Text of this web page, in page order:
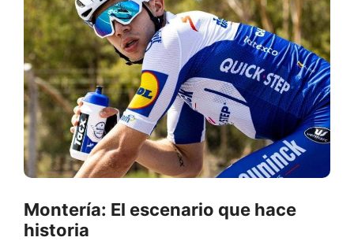
Montería: El escenario que hace
historia